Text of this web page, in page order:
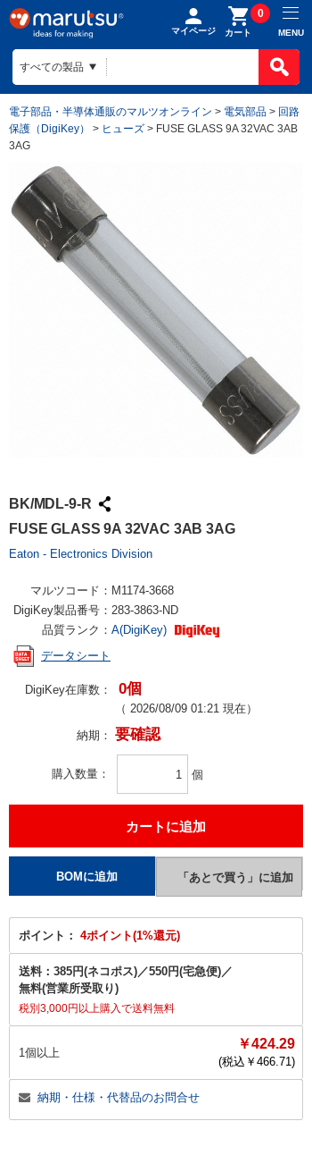
マイページ カート
0
MENU
電子部品・半導体通販のマルツオンライン > 電気部品 > 回路
保護（DigiKey）
> ヒューズ > FUSE GLASS 9A 32VAC 3AB
3AG
BK/MDL-9-R
FUSE GLASS 9A 32VAC 3AB 3AG
Eaton - Electronics Division
マルツコード： M1174-3668
DigiKey製品番号： 283-3863-ND
品質ランク： A(DigiKey)
データシート
DigiKey在庫数： 0個
（ 2026/08/09 01:21 現在）
納期： 要確認
購入数量 個
ポイント： 4ポイント(1%還元)
送料： 385円(ネコポス)／550円(宅急便)／
無料(営業所受取り)
税別3,000円以上購入で送料無料
1個以上
￥424.29
(税込￥ 466.71)
納期・仕様・代替品のお問合せ